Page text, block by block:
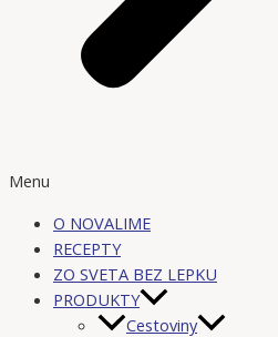
Menu
O NOVALIME
RECEPTY
ZO SVETA BEZ LEPKU
PRODUKTY
Cestoviny